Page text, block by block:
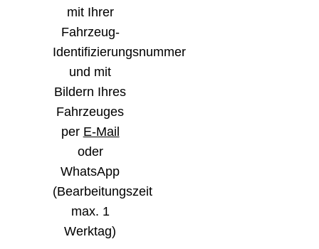
mit Ihrer
Fahrzeug-
Identifizierungsnummer
und mit
Bildern Ihres
Fahrzeuges
per E-Mail
oder
WhatsApp
(Bearbeitungszeit
max. 1
Werktag)